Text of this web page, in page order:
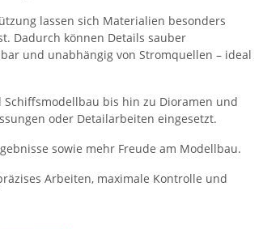
lassen sich Materialien besonders
Dadurch können Details sauber
und unabhängig von Stromquellen – ideal
Schiffsmodellbau bis hin zu Dioramen und
oder Detailarbeiten eingesetzt.
sowie mehr Freude am Modellbau.
Arbeiten, maximale Kontrolle und